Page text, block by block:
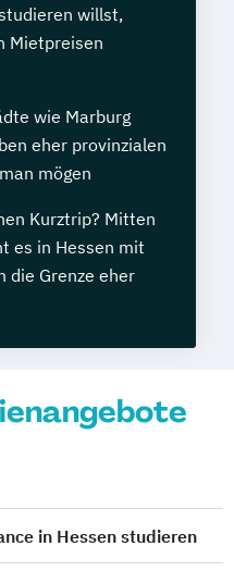
willst,
Mietpreisen
wie Marburg
eher provinzialen
mögen
Kurztrip? Mitten
es in Hessen mit
die Grenze eher
in Hessen studieren